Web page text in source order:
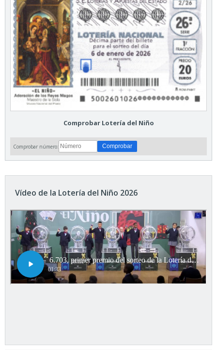
Comprobar Lotería del Niño
Comprobar número:
Vídeo de la Lotería del Niño 2026